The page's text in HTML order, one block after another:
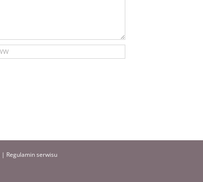
| Regulamin serwisu